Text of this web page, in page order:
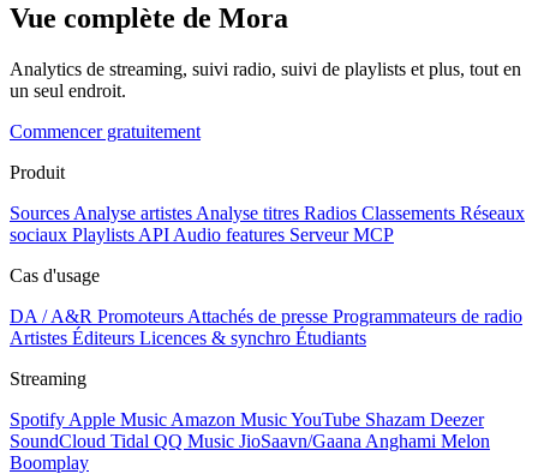
Vue complète de Mora
Analytics de streaming, suivi radio, suivi de playlists et plus, tout en
un seul endroit.
Commencer gratuitement
Produit
Sources Analyse artistes Analyse titres Radios Classements Réseaux
sociaux Playlists API Audio features Serveur MCP
Cas d'usage
DA / A&R Promoteurs Attachés de presse Programmateurs de radio
Artistes Éditeurs Licences & synchro Étudiants
Streaming
Spotify Apple Music Amazon MusicYouTube Shazam Deezer
SoundCloud Tidal QQ Music JioSaavn/Gaana Anghami Melon
Boomplay